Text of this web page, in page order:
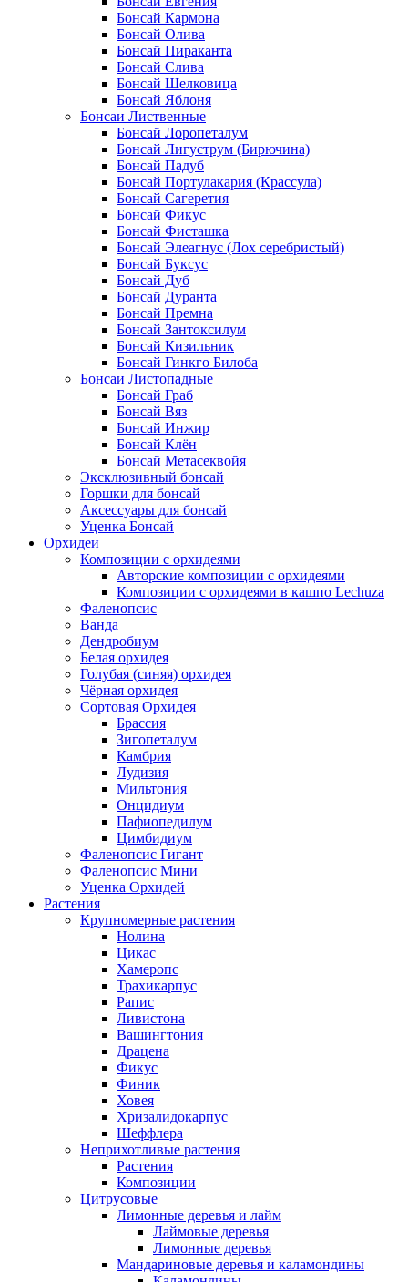
Бонсай Кармона
Бонсай Олива
Бонсай Пираканта
Бонсай Слива
Бонсай Шелковица
Бонсай Яблоня
Бонсаи Лиственные
Бонсай Лоропеталум
Бонсай Лигуструм (Бирючина)
Бонсай Падуб
Бонсай Портулакария (Крассула)
Бонсай Сагеретия
Бонсай Фикус
Бонсай Фисташка
Бонсай Элеагнус (Лох серебристый)
Бонсай Буксус
Бонсай Дуб
Бонсай Дуранта
Бонсай Премна
Бонсай Зантоксилум
Бонсай Кизильник
Бонсай Гинкго Билоба
Бонсаи Листопадные
Бонсай Граб
Бонсай Вяз
Бонсай Инжир
Бонсай Клён
Бонсай Метасеквойя
Эксклюзивный бонсай
Горшки для бонсай
Аксессуары для бонсай
Уценка Бонсай
Орхидеи
Композиции с орхидеями
Авторские композиции с орхидеями
Композиции с орхидеями в кашпо Lechuza
Фаленопсис
Ванда
Дендробиум
Белая орхидея
Голубая (синяя) орхидея
Чёрная орхидея
Сортовая Орхидея
Брассия
Зигопеталум
Камбрия
Лудизия
Мильтония
Онцидиум
Пафиопедилум
Цимбидиум
Фаленопсис Гигант
Фаленопсис Мини
Уценка Орхидей
Растения
Крупномерные растения
Нолина
Цикас
Хамеропс
Трахикарпус
Рапис
Ливистона
Вашингтония
Драцена
Фикус
Финик
Ховея
Хризалидокарпус
Шеффлера
Неприхотливые растения
Растения
Композиции
Цитрусовые
Лимонные деревья и лайм
Лаймовые деревья
Лимонные деревья
Мандариновые деревья и каламондины